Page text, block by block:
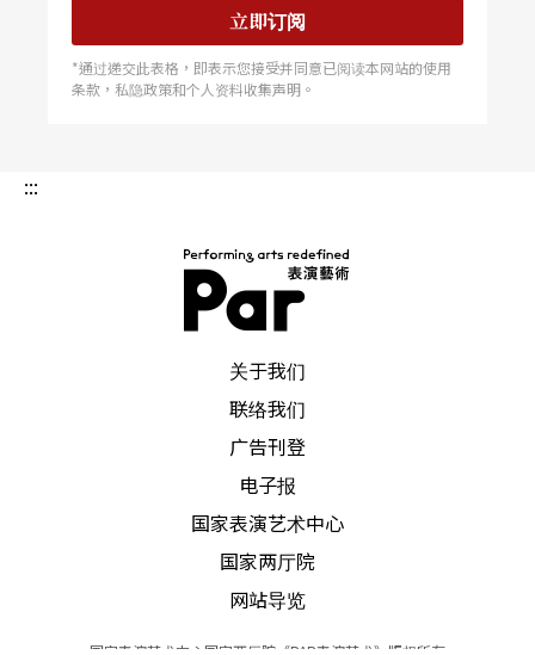
王立德／加冕的乐声──荷兰皇家音乐会堂管弦乐
王安祈／《无限江山》 93 第二期
王安祈／「演」出戏剧史──从北京京剧团到当代
传奇 102 第十一期
王瑞裕／带动文化立镇的汐止艺术节 116 第二期
王友辉／一九九二年实验剧展汇评 70 第四期
王友辉／中国儿童戏剧年表 34 第六期
王秋桂／贵州安顺地戏来台巡演 50 第六期
王振蕙／法国「小宛然木偶剧团」 106 第六期
立即订阅
*通过递交此表格，即表示您接受并同意已阅读本网站的使用
条款，私隐政策和个人资料收集声明。
:::
关于我们
联络我们
广告刊登
电子报
国家表演艺术中心
国家两厅院
网站导览
国家表演艺术中心国家两厅院《PAR表演艺术》版权所有